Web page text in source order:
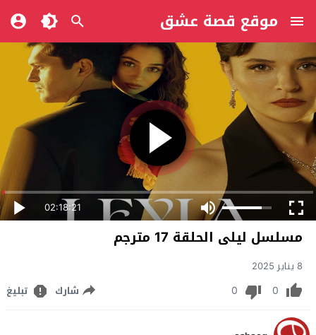
موقع قصة عشق
02:18:21
مسلسل ليلى الحلقة 17 مترجم
8 يناير 2025
0
0 شارك تبليغ